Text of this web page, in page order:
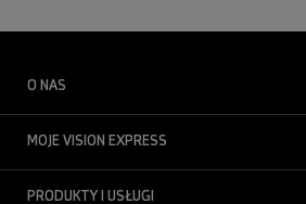
O NAS
MOJE VISION EXPRESS
PRODUKTY I USŁUGI